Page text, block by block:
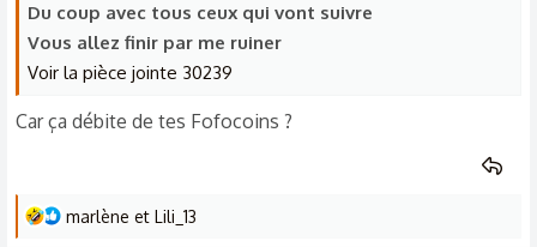
n
s
:
Du coup avec tous ceux qui vont suivre
Vous allez finir par me ruiner
Voir la pièce jointe 30239
Car ça débite de tes Fofocoins ?
L
marlène et Lili_13